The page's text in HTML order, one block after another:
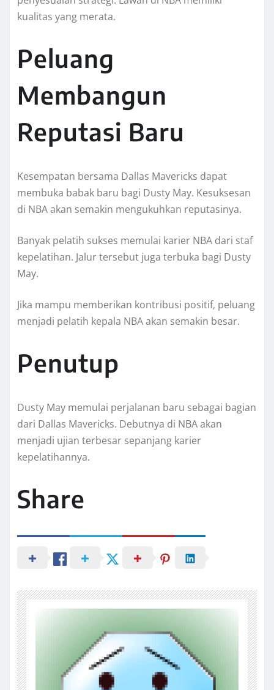
kualitas yang merata.
Peluang
Membangun
Reputasi Baru
Kesempatan bersama Dallas Mavericks dapat
membuka babak baru bagi Dusty May. Kesuksesan
di NBA akan semakin mengukuhkan reputasinya.
Banyak pelatih sukses memulai karier NBA dari staf
kepelatihan. Jalur tersebut juga terbuka bagi Dusty
May.
Jika mampu memberikan kontribusi positif, peluang
menjadi pelatih kepala NBA akan semakin besar.
Penutup
Dusty May memulai perjalanan baru sebagai bagian
dari Dallas Mavericks. Debutnya di NBA akan
menjadi ujian terbesar sepanjang karier
kepelatihannya.
Share